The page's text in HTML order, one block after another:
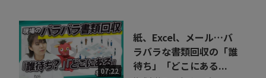
07:22
紙、Excel、メール…バ
ラバラな書類回収の「誰
待ち」「どこにある...